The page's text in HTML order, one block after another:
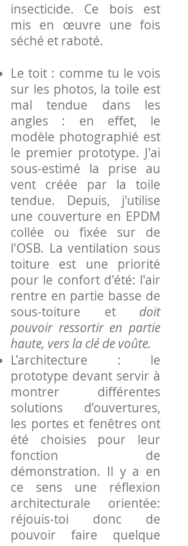
insecticide. Ce bois est
mis en œuvre une fois
séché et raboté.
Le toit : comme tu le vois
sur les photos, la toile est
mal tendue dans les
angles : en effet, le
modèle photographié est
le premier prototype. J'ai
sous-estimé la prise au
vent créée par la toile
tendue. Depuis, j'utilise
une couverture en EPDM
collée ou fixée sur de
l'OSB. La ventilation sous
toiture est une priorité
pour le confort d'été: l'air
rentre en partie basse de
sous-toiture et doit
pouvoir ressortir en partie
haute, vers la clé de voûte.
L’architecture : le
prototype devant servir à
montrer différentes
solutions d’ouvertures,
les portes et fenêtres ont
été choisies pour leur
fonction de
démonstration. Il y a en
ce sens une réflexion
architecturale orientée:
réjouis-toi donc de
pouvoir faire quelque